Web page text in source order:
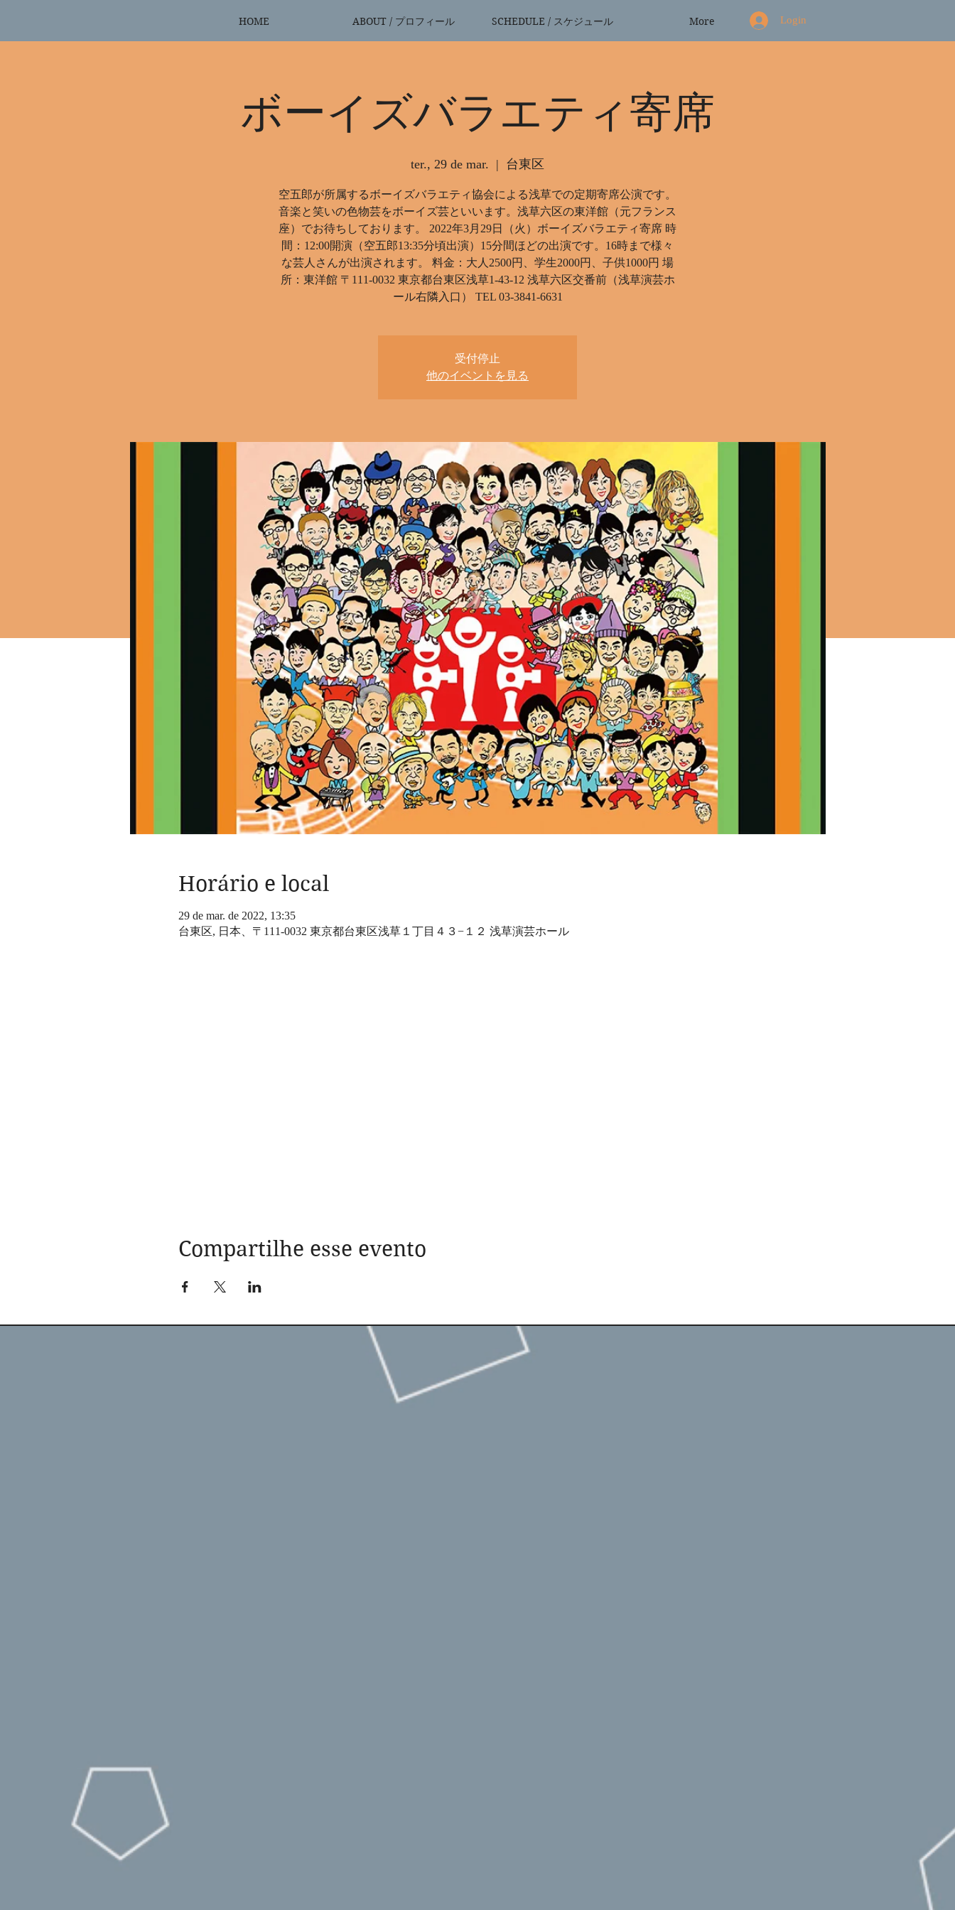
HOME ABOUT / プロフィール SCHEDULE / スケジュール More Login
ボーイズバラエティ寄席
ter., 29 de mar.
  |
台東区
空五郎が所属するボーイズバラエティ協会による浅草での定期寄席公演です。
音楽と笑いの色物芸をボーイズ芸といいます。浅草六区の東洋館（元フランス
座）でお待ちしております。 2022年3月29日（火）ボーイズバラエティ寄席 時
間：12:00開演（空五郎13:35分頃出演）15分間ほどの出演です。16時まで様々
な芸人さんが出演されます。 料金：大人2500円、学生2000円、子供1000円 場
所：東洋館 〒111-0032 東京都台東区浅草1-43-12 浅草六区交番前（浅草演芸ホ
ール右隣入口） TEL 03-3841-6631
受付停止
他のイベントを見る
Horário e local
29 de mar. de 2022, 13:35
台東区, 日本、〒111-0032 東京都台東区浅草１丁目４３−１２ 浅草演芸ホール
Compartilhe esse evento